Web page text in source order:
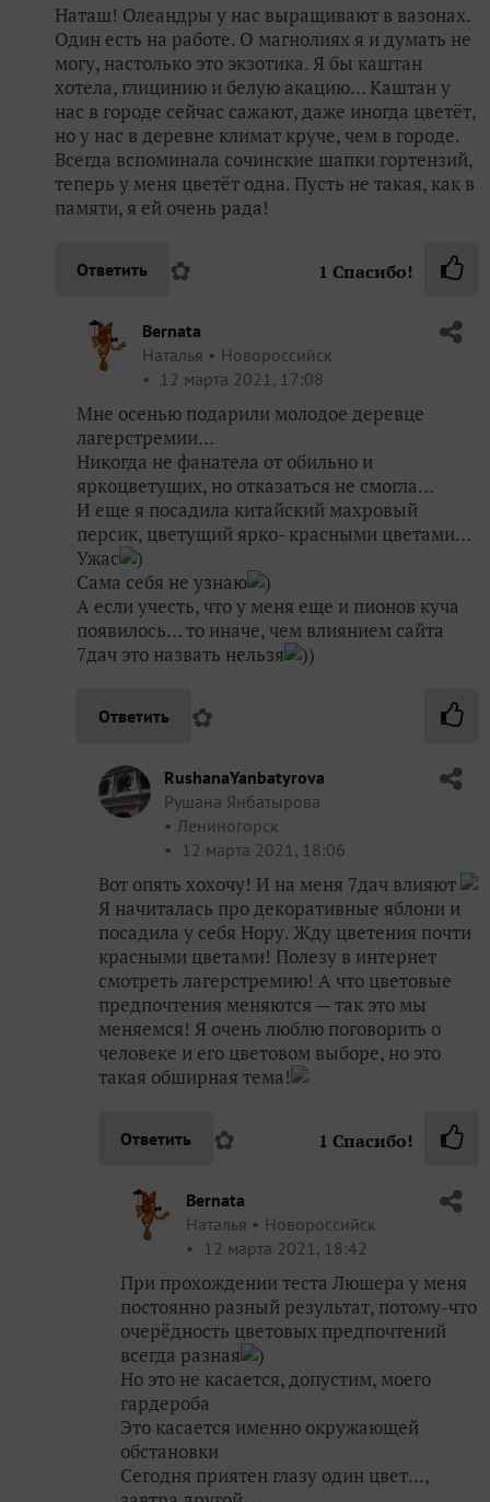
Наташ! Олеандры у нас выращивают в вазонах.
Один есть на работе. О магнолиях я и думать не
могу, настолько это экзотика. Я бы каштан
хотела, глицинию и белую акацию… Каштан у
нас в городе сейчас сажают, даже иногда цветёт,
но у нас в деревне климат круче, чем в городе.
Всегда вспоминала сочинские шапки гортензий,
теперь у меня цветёт одна. Пусть не такая, как в
памяти, я ей очень рада!
Ответить ✿ 1 Спасибо!
Bernata
Наталья
Новороссийск
12 марта 2021, 17:08
Мне осенью подарили молодое деревце
лагерстремии…
Никогда не фанатела от обильно и
яркоцветущих, но отказаться не смогла…
И еще я посадила китайский махровый
персик, цветущий ярко- красными цветами…
Ужас
)
Сама себя не узнаю
)
А если учесть, что у меня еще и пионов куча
появилось… то иначе, чем влиянием сайта
7дач это назвать нельзя
))
Ответить ✿
RushanaYanbatyrova
Рушана Янбатырова
Лениногорск
12 марта 2021, 18:06
Вот опять хохочу! И на меня 7дач влияют
Я начиталась про декоративные яблони и
посадила у себя Нору. Жду цветения почти
красными цветами! Полезу в интернет
смотреть лагерстремию! А что цветовые
предпочтения меняются — так это мы
меняемся! Я очень люблю поговорить о
человеке и его цветовом выборе, но это
такая обширная тема!
Ответить ✿ 1 Спасибо!
Bernata
Наталья
Новороссийск
12 марта 2021, 18:42
При прохождении теста Люшера у меня
постоянно разный результат, потому-что
очерёдность цветовых предпочтений
всегда разная
)
Но это не касается, допустим, моего
гардероба
Это касается именно окружающей
обстановки
Сегодня приятен глазу один цвет...,